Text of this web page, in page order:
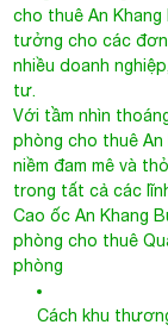
cho thuê An
tưởng cho các
nhiều doanh
tư.
Với tầm nhìn
phòng cho thuê An
niềm đam mê và
trong tất cả các
Cao ốcAn Khang
phòng cho thuê
phòng
Cách khu